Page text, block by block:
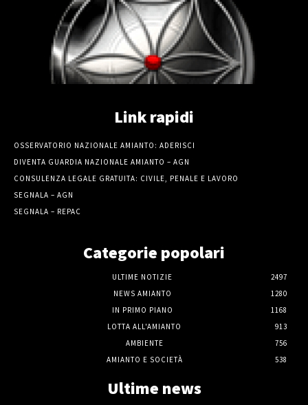
Link rapidi
OSSERVATORIO NAZIONALE AMIANTO: ADERISCI
DIVENTA GUARDIA NAZIONALE AMIANTO – AGN
CONSULENZA LEGALE GRATUITA: CIVILE, PENALE E LAVORO
SEGNALA – AGN
SEGNALA – REPAC
Categorie popolari
ULTIME NOTIZIE
2497
NEWS AMIANTO
1280
IN PRIMO PIANO
1168
LOTTA ALL'AMIANTO
913
AMBIENTE
756
AMIANTO E SOCIETÀ
538
Ultime news